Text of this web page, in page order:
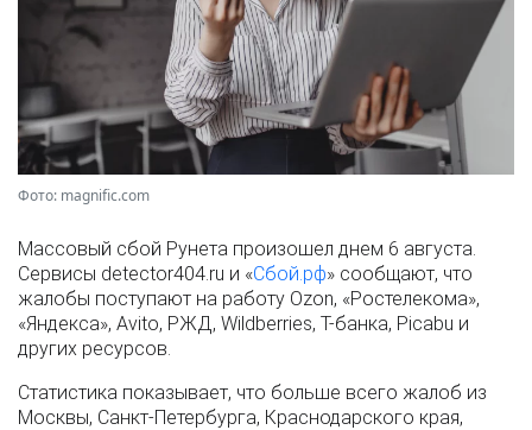
Фото: magnific.com
Массовый сбой Рунета произошел днем 6 августа.
Сервисы detector404.ru и «Сбой.рф» сообщают, что
жалобы поступают на работу Ozon, «Ростелекома»,
«Яндекса», Avito, РЖД, Wildberries, Т-банка, Picabu и
других ресурсов.
Статистика показывает, что больше всего жалоб из
Москвы, Санкт-Петербурга, Краснодарского края,